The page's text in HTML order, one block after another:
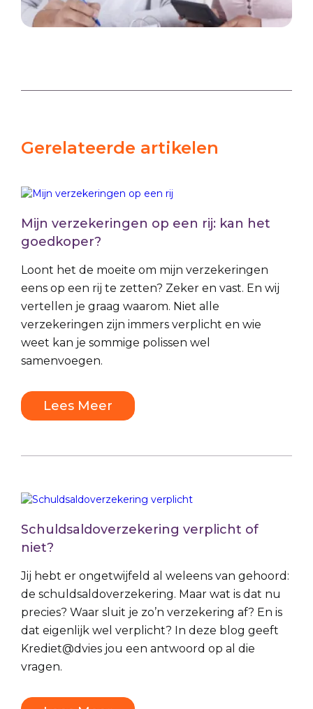
Gerelateerde artikelen
Mijn verzekeringen op een rij: kan het
goedkoper?
Loont het de moeite om mijn verzekeringen
eens op een rij te zetten? Zeker en vast. En wij
vertellen je graag waarom. Niet alle
verzekeringen zijn immers verplicht en wie
weet kan je sommige polissen wel
samenvoegen.
Lees Meer
Schuldsaldoverzekering verplicht of
niet?
Jij hebt er ongetwijfeld al weleens van gehoord:
de schuldsaldoverzekering. Maar wat is dat nu
precies? Waar sluit je zo’n verzekering af? En is
dat eigenlijk wel verplicht? In deze blog geeft
Krediet@dvies jou een antwoord op al die
vragen.